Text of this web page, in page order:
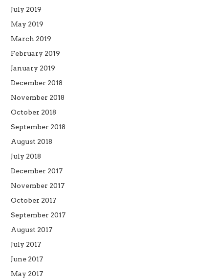
July 2019
May 2019
March 2019
February 2019
January 2019
December 2018
November 2018
October 2018
September 2018
August 2018
July 2018
December 2017
November 2017
October 2017
September 2017
August 2017
July 2017
June 2017
May 2017